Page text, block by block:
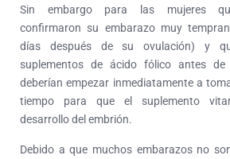
Sin embargo para las mujeres
confirmaron su embarazo muy
días después de su ovulación) y
suplementos de ácido fólico antes de
deberían empezar inmediatamente a
tiempo para que el suplemento
desarrollo del embrión.
Debido a que muchos embarazos no